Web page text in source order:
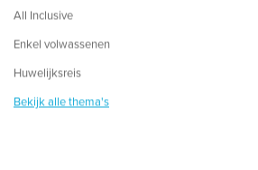
All Inclusive
Enkel volwassenen
Huwelijksreis
Bekijk alle thema's